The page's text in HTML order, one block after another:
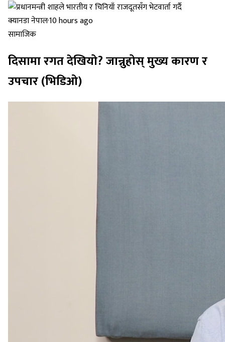
क्यानडा नेपाल·10 hours ago
सामाजिक
दिसामा रगत देखियो? जान्नुहोस् मुख्य कारण र
उपचार (भिडिओ)